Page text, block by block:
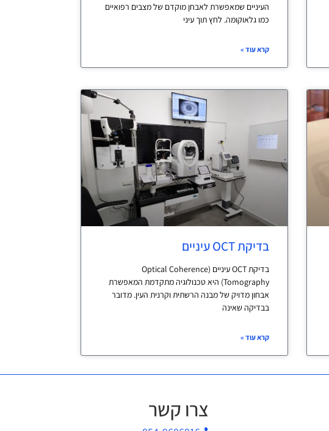
העיניים שמאפשרת לאבחן מוקדם של מצבים רפואיים
כמו גלאוקומה. לחץ תוך עיני
קרא עוד »
בדיקת OCT עיניים
בדיקת OCT עיניים (Optical Coherence
Tomography) היא טכנולוגיה מתקדמת המאפשרת
אבחון מדויק של מבנה הרשתית וקרנית העין. מדובר
בבדיקה שאינה
קרא עוד »
צרו קשר